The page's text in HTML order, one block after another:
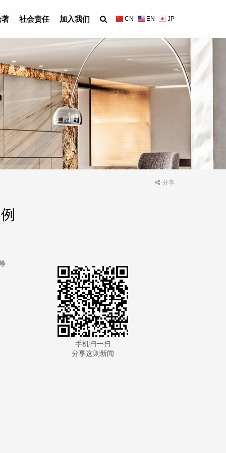
著 社会责任 加入我们 CN EN JP
分享
手机扫一扫
分享这则新闻